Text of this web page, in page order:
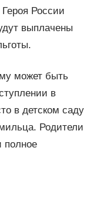
России
выплачены
может быть
в
в детском саду
Родители
полное